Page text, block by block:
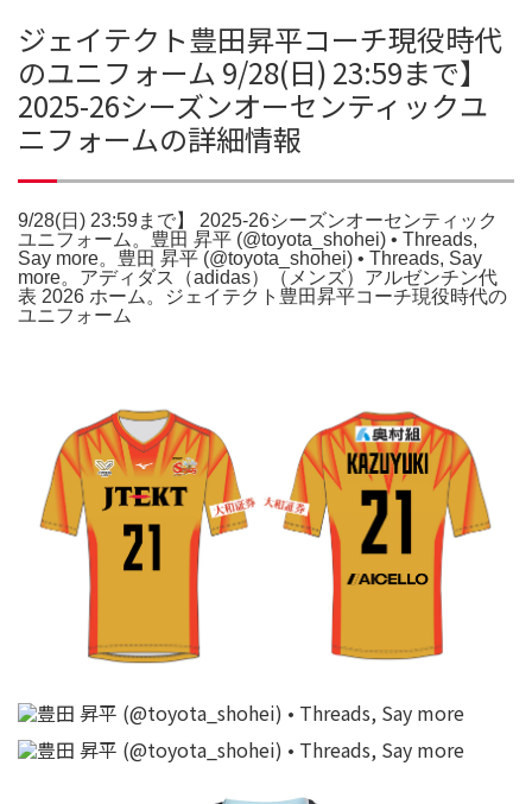
ジェイテクト豊田昇平コーチ現役時代
のユニフォーム 9/28(日) 23:59まで】
2025-26シーズンオーセンティックユ
ニフォームの詳細情報
9/28(日) 23:59まで】 2025-26シーズンオーセンティック
ユニフォーム。豊田 昇平 (@toyota_shohei) • Threads,
Say more。豊田 昇平 (@toyota_shohei) • Threads, Say
more。アディダス（adidas）（メンズ）アルゼンチン代
表 2026 ホーム。ジェイテクト豊田昇平コーチ現役時代の
ユニフォーム